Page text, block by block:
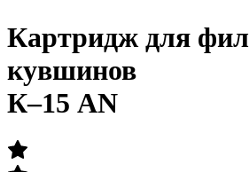
Картридж для
кувшинов
К–15 AN